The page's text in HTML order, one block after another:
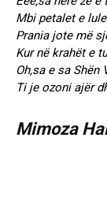
Mbi petalet e
Prania jote më
Kur në krahët e
Oh,sa e sa
Ti je ozoni ajër
Mimoza